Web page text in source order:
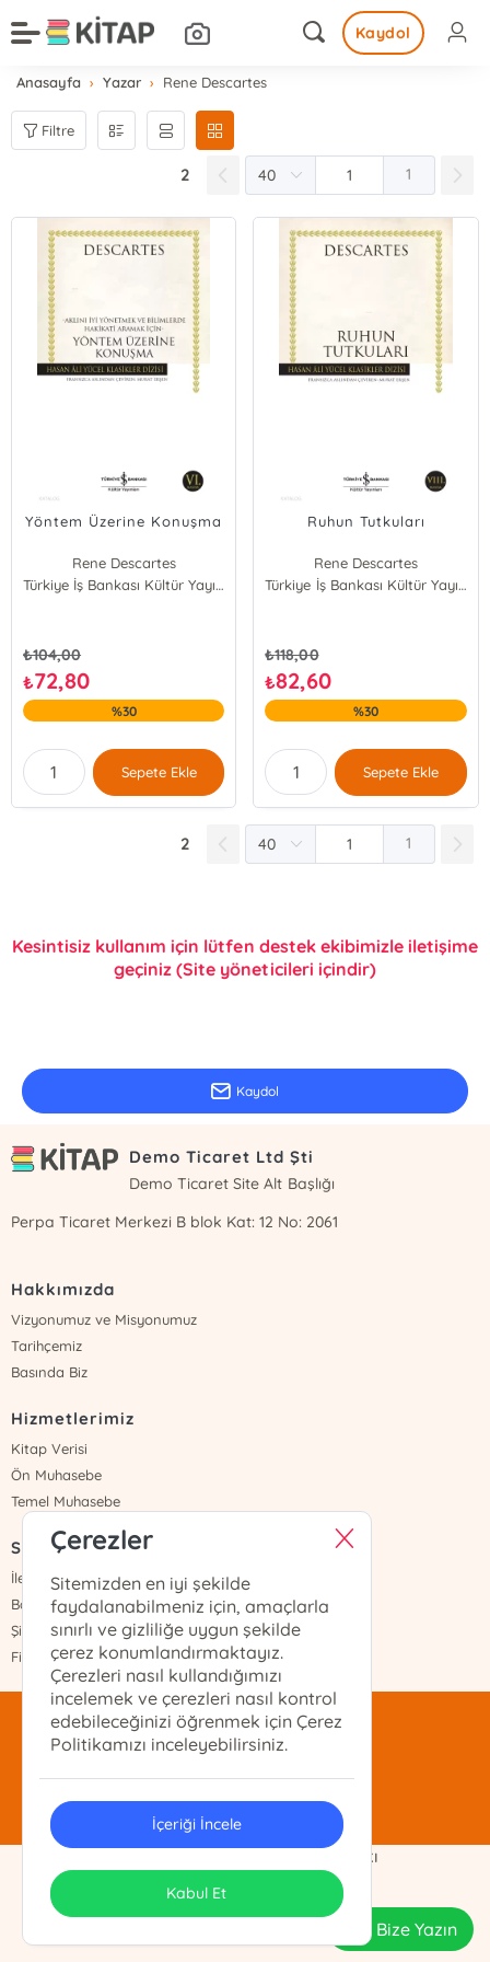
Kaydol
Anasayfa Yazar Rene Descartes
Filtre
2 1
Yöntem Üzerine Konuşma
Rene Descartes
Türkiye İş Bankası Kültür Yayınları
₺104,00
₺72,80
%30
Sepete Ekle
Ruhun Tutkuları
Rene Descartes
Türkiye İş Bankası Kültür Yayınları
₺118,00
₺82,60
%30
Sepete Ekle
2 1
Kesintisiz kullanım için lütfen destek ekibimizle iletişime
geçiniz (Site yöneticileri içindir)
Kaydol
Demo Ticaret Ltd Şti
Demo Ticaret Site Alt Başlığı
Perpa Ticaret Merkezi B blok Kat: 12 No: 2061
Hakkımızda
Vizyonumuz ve Misyonumuz
Tarihçemiz
Basında Biz
Hizmetlerimiz
Kitap Verisi
Ön Muhasebe
Temel Muhasebe
Sayfalar
İletişim
Banka Hesapları
Şifremi Unuttum
Fiyat Listesi
mentis@mentis.com.tr
(212)-210-74-74
Demo Ticaret Ltd. Şti. Telif Hakkı
Tasarım & Uygulama
Bize Yazın
Çerezler
Sitemizden en iyi şekilde
faydalanabilmeniz için, amaçlarla
sınırlı ve gizliliğe uygun şekilde
çerez konumlandırmaktayız.
Çerezleri nasıl kullandığımızı
incelemek ve çerezleri nasıl kontrol
edebileceğinizi öğrenmek için Çerez
Politikamızı inceleyebilirsiniz.
İçeriği İncele
Kabul Et